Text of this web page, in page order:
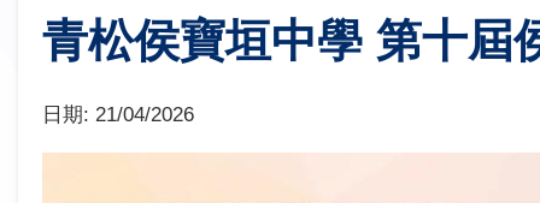
青松侯寶垣中學 第十屆
日期: 21/04/2026